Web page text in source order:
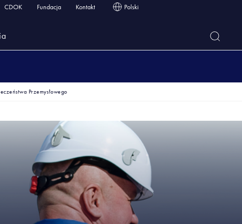
CDOK Fundacja Kontakt Polski
Przemysłowego